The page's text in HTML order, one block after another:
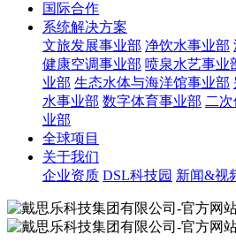
国际合作
系统解决方案
文旅发展事业部 净饮水事业部
健康空调事业部 喷泉水艺事业
业部 生态水体与海洋馆事业部
水事业部 数字体育事业部 二
业部
全球项目
关于我们
企业资质 DSL科技园 新闻&视